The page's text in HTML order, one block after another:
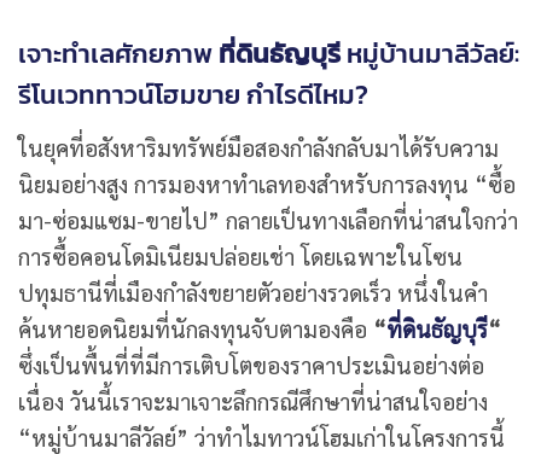
เจาะทำเลศักยภาพที่ดินธัญบุรีหมู่บ้านมาลีวัลย์:
รีโนเวททาวน์โฮมขาย กำไรดีไหม?
ในยุคที่อสังหาริมทรัพย์มือสองกำลังกลับมาได้รับความ
นิยมอย่างสูง การมองหาทำเลทองสำหรับการลงทุน “ซื้อ
มา-ซ่อมแซม-ขายไป” กลายเป็นทางเลือกที่น่าสนใจกว่า
การซื้อคอนโดมิเนียมปล่อยเช่า โดยเฉพาะในโซน
ปทุมธานีที่เมืองกำลังขยายตัวอย่างรวดเร็ว หนึ่งในคำ
ค้นหายอดนิยมที่นักลงทุนจับตามองคือ “ที่ดินธัญบุรี“
ซึ่งเป็นพื้นที่ที่มีการเติบโตของราคาประเมินอย่างต่อ
เนื่อง วันนี้เราจะมาเจาะลึกกรณีศึกษาที่น่าสนใจอย่าง
“หมู่บ้านมาลีวัลย์” ว่าทำไมทาวน์โฮมเก่าในโครงการนี้